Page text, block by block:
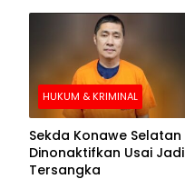
HUKUM & KRIMINAL
Sekda Konawe Selatan
Dinonaktifkan Usai Jadi
Tersangka